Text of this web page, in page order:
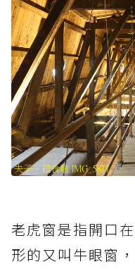
老虎窗是指開口
形的又叫牛眼窗